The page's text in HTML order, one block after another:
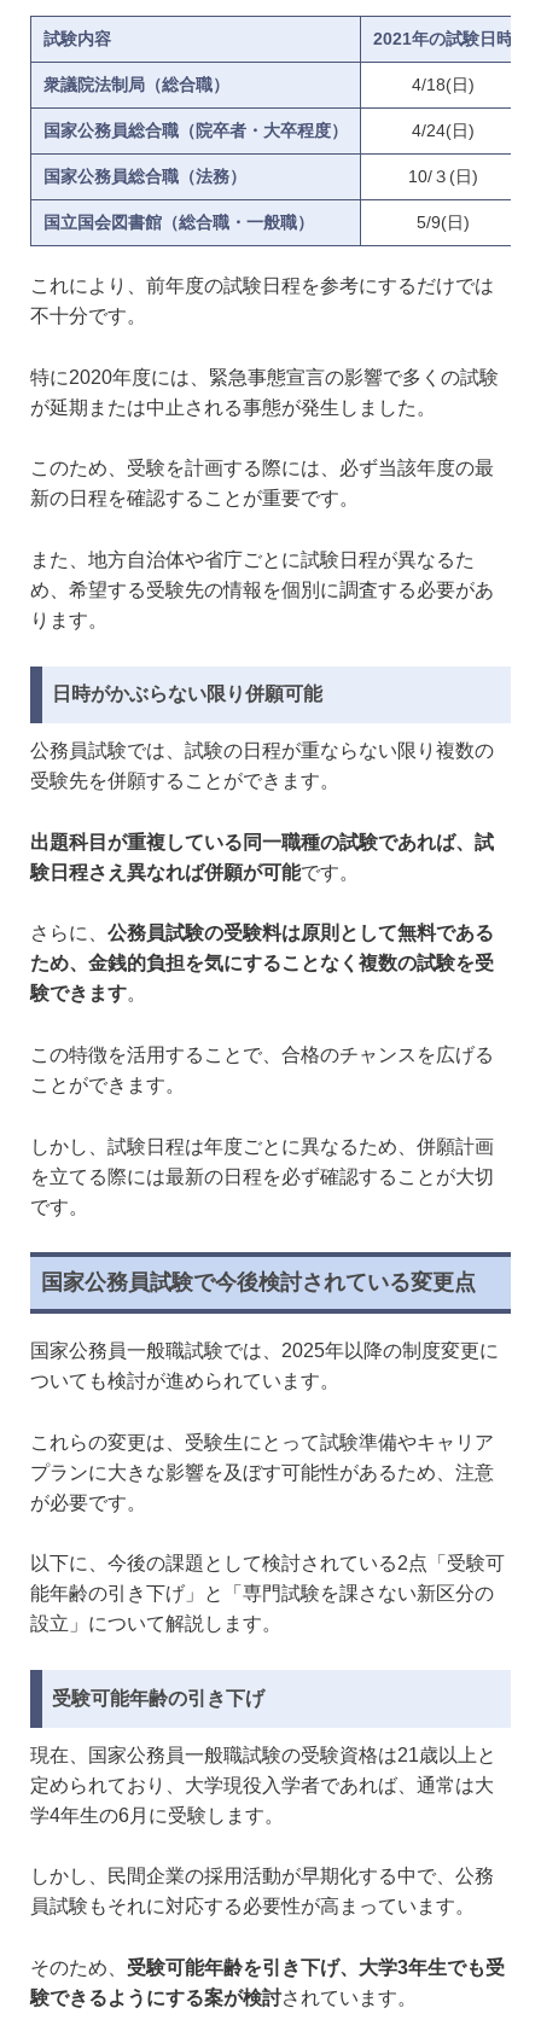
試験内容 2021年の試験日時
衆議院法制局（総合職） 4/18(日)
国家公務員総合職（院卒者・大卒程度） 4/24(日)
国家公務員総合職（法務） 10/３(日)
国立国会図書館（総合職・一般職） 5/9(日)
これにより、前年度の試験日程を参考にするだけでは
不十分です。
特に2020年度には、緊急事態宣言の影響で多くの試験
が延期または中止される事態が発生しました。
このため、受験を計画する際には、必ず当該年度の最
新の日程を確認することが重要です。
また、地方自治体や省庁ごとに試験日程が異なるた
め、希望する受験先の情報を個別に調査する必要があ
ります。
日時がかぶらない限り併願可能
公務員試験では、試験の日程が重ならない限り複数の
受験先を併願することができます。
出題科目が重複している同一職種の試験であれば、試
験日程さえ異なれば併願が可能です。
さらに、 公務員試験の受験料は原則として無料である
ため、金銭的負担を気にすることなく複数の試験を受
験できます。
この特徴を活用することで、合格のチャンスを広げる
ことができます。
しかし、試験日程は年度ごとに異なるため、併願計画
を立てる際には最新の日程を必ず確認することが大切
です。
国家公務員試験で今後検討されている変更点
国家公務員一般職試験では、2025年以降の制度変更に
ついても検討が進められています。
これらの変更は、受験生にとって試験準備やキャリア
プランに大きな影響を及ぼす可能性があるため、注意
が必要です。
以下に、今後の課題として検討されている2点「受験可
能年齢の引き下げ」と「専門試験を課さない新区分の
設立」について解説します。
受験可能年齢の引き下げ
現在、国家公務員一般職試験の受験資格は21歳以上と
定められており、大学現役入学者であれば、通常は大
学4年生の6月に受験します。
しかし、民間企業の採用活動が早期化する中で、公務
員試験もそれに対応する必要性が高まっています。
そのため、 受験可能年齢を引き下げ、大学3年生でも受
験できるようにする案が検討されています。